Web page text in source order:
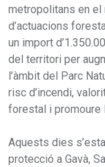
metropolitans en el
d’actuacions
un import
del territori per
l’àmbit del Parc
risc d’incendi,
forestal i promoure
Aquests dies
protecció a Gavà,